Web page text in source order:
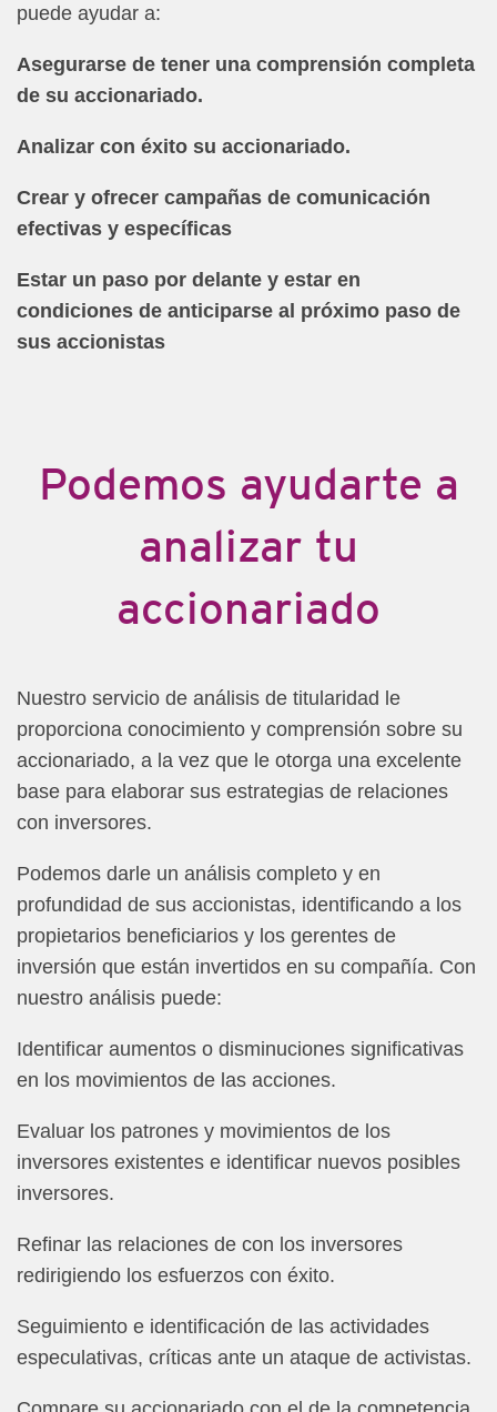
puede ayudar a:
Asegurarse de tener una comprensión completa
de su accionariado.
Analizar con éxito su accionariado.
Crear y ofrecer campañas de comunicación
efectivas y específicas
Estar un paso por delante y estar en
condiciones de anticiparse al próximo paso de
sus accionistas
Podemos ayudarte a
analizar tu
accionariado
Nuestro servicio de análisis de titularidad le
proporciona conocimiento y comprensión sobre su
accionariado, a la vez que le otorga una excelente
base para elaborar sus estrategias de relaciones
con inversores.
Podemos darle un análisis completo y en
profundidad de sus accionistas, identificando a los
propietarios beneficiarios y los gerentes de
inversión que están invertidos en su compañía. Con
nuestro análisis puede:
Identificar aumentos o disminuciones significativas
en los movimientos de las acciones.
Evaluar los patrones y movimientos de los
inversores existentes e identificar nuevos posibles
inversores.
Refinar las relaciones de con los inversores
redirigiendo los esfuerzos con éxito.
Seguimiento e identificación de las actividades
especulativas, críticas ante un ataque de activistas.